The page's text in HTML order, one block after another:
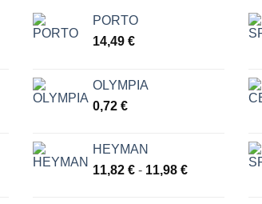
PORTO
14,49 €
OLYMPIA
0,72 €
HEYMAN
11,82 € - 11,98 €Rango